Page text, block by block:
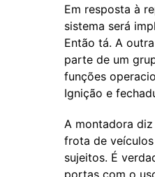
Em resposta à
sistema será
Então tá. A
parte de um
funções
Ignição e
A montadora
frota de
sujeitos. É
portas com o